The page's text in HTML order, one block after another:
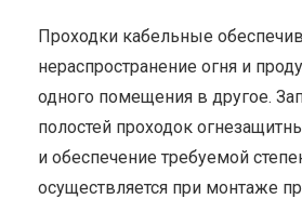
Проходки кабельные
нераспространение огня и
одного помещения в другое.
полостей проходок
и обеспечение требуемой
осуществляется при монтаже